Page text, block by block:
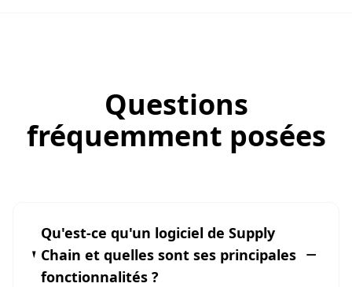
Questions
fréquemment posées
Qu'est-ce qu'un logiciel de Supply
Chain et quelles sont ses principales
fonctionnalités ?